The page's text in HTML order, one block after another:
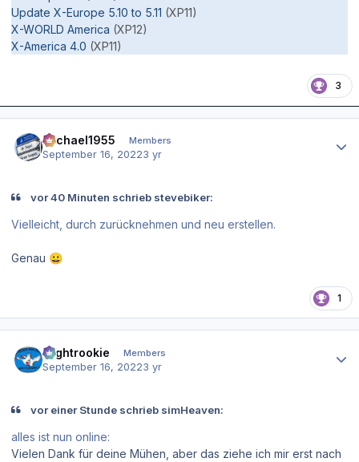
Update X-Europe 5.10 to 5.11 (XP11)
X-WORLD America (XP12)
X-America 4.0 (XP11)
3
Michael1955 Members
September 16, 20223 yr
vor 40 Minuten schrieb stevebiker:
Vielleicht, durch zurücknehmen und neu erstellen.
Genau 😀
1
Flightrookie Members
September 16, 20223 yr
vor einer Stunde schrieb simHeaven:
alles ist nun online:
Vielen Dank für deine Mühen, aber das ziehe ich mir erst nach